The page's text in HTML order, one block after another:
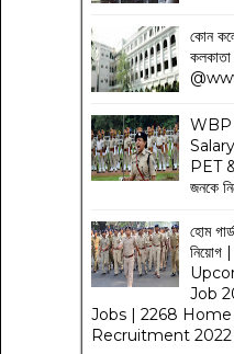
কোন
কলকাতা
WBP
PET
জনকে
হোম
Job
Jobs | 2268
Recruitment 2022